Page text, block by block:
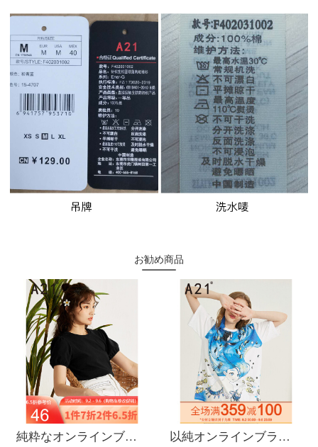
お勧め商品
純粋なオンラインブランドA 21夏には、2020レディスフを着用しています。ピュアな色の女性半袖Tシャッツ修身気質ランタン袖トップスF 02231026黒165/88 A/L
以純オンラインブランドA 21レディ・スーフフゆったり半袖Tシャッツ2020夏新作アニメ少女プリント女子夏服白い上着F 02231106特白155/80 A/S